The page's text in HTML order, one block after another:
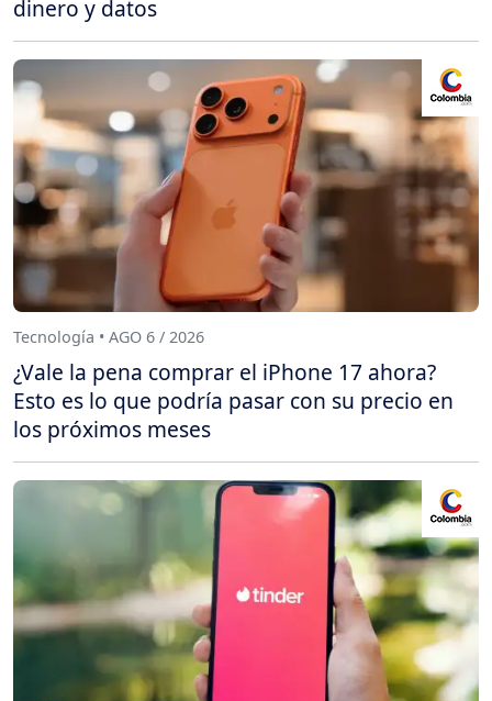
dinero y datos
Tecnología • AGO 6 / 2026
¿Vale la pena comprar el iPhone 17 ahora?
Esto es lo que podría pasar con su precio en
los próximos meses